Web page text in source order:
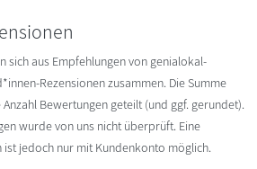
sich aus Empfehlungen von genialokal-
Rezensionen zusammen. Die Summe
Bewertungen geteilt (und ggf. gerundet).
wurde von uns nicht überprüft. Eine
ist jedoch nur mit Kundenkonto möglich.